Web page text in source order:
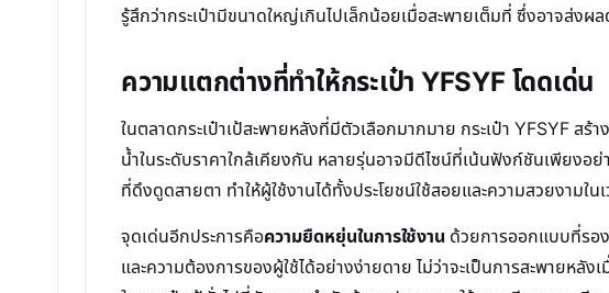
รู้สึกว่ากระเป๋ามีขนาดใหญ่เกินไปเล็กน้อยเมื่อสะพายเต็มที่ ซึ่งอาจส่งผ
ความแตกต่างที่ทำให้กระเป๋า YFSYF โดดเด่น
ในตลาดกระเป๋าเป้สะพายหลังที่มีตัวเลือกมากมาย กระเป๋า YFSYF สร้
น้ำในระดับราคาใกล้เคียงกัน หลายรุ่นอาจมีดีไซน์ที่เน้นฟังก์ชันเพียงอ
ที่ดึงดูดสายตา ทำให้ผู้ใช้งานได้ทั้งประโยชน์ใช้สอยและความสวยงามใน
จุดเด่นอีกประการคือความยืดหยุ่นในการใช้งาน ด้วยการออกแบบที่รอ
และความต้องการของผู้ใช้ได้อย่างง่ายดาย ไม่ว่าจะเป็นการสะพาย